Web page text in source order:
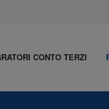
CONTO TERZI